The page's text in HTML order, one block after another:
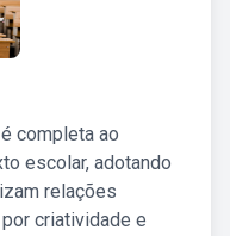
completa ao
escolar, adotando
relações
criatividade e